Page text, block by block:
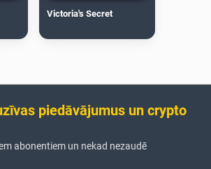
Victoria's Secret
piedāvājumus un crypto
abonentiem un nekad nezaudē